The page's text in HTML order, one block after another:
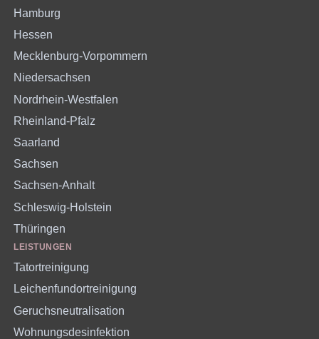
Hamburg
Hessen
Mecklenburg-Vorpommern
Niedersachsen
Nordrhein-Westfalen
Rheinland-Pfalz
Saarland
Sachsen
Sachsen-Anhalt
Schleswig-Holstein
Thüringen
LEISTUNGEN
Tatortreinigung
Leichenfundortreinigung
Geruchsneutralisation
Wohnungsdesinfektion